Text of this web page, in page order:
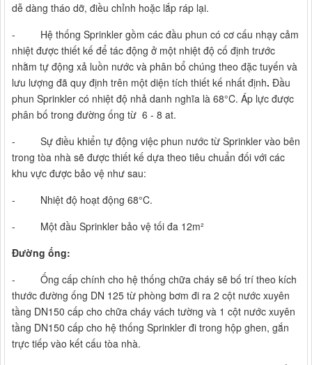
dễ dàng tháo dỡ, điều chỉnh hoặc lắp ráp lại.
- Hệ thống Sprinkler gồm các đầu phun có cơ cấu nhạy cảm
nhiệt được thiết kế để tác động ở một nhiệt độ cố định trước
nhằm tự động xả luồn nước và phân bổ chúng theo đặc tuyến và
lưu lượng đã quy định trên một diện tích thiết kế nhất định. Đầu
phun Sprinkler có nhiệt độ nhả danh nghĩa là 68°C. Áp lực được
phân bố trong đường ống từ 6 - 8 at.
- Sự điều khiển tự động việc phun nước từ Sprinkler vào bên
trong tòa nhà sẽ được thiết kế dựa theo tiêu chuẩn đối với các
khu vực được bảo vệ như sau:
- Nhiệt độ hoạt động 68°C.
- Một đầu Sprinkler bảo vệ tối đa 12m²
Đường ống:
- Ống cấp chính cho hệ thống chữa cháy sẽ bố trí theo kích
thước đường ống DN 125 từ phòng bơm đi ra 2 cột nước xuyên
tầng DN150 cấp cho chữa cháy vách tường và 1 cột nước xuyên
tầng DN150 cấp cho hệ thống Sprinkler đi trong hộp ghen, gắn
trực tiếp vào kết cấu tòa nhà.